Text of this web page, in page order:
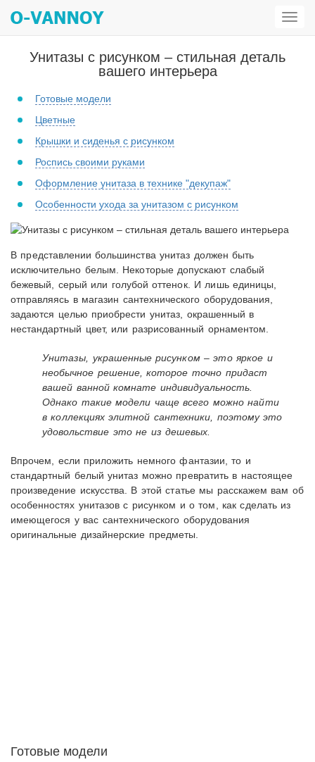
Унитазы с рисунком – стильная деталь
вашего интерьера
Готовые модели
Цветные
Крышки и сиденья с рисунком
Роспись своими руками
Оформление унитаза в технике "декупаж"
Особенности ухода за унитазом с рисунком
В представлении большинства унитаз должен быть
исключительно белым. Некоторые допускают слабый
бежевый, серый или голубой оттенок. И лишь единицы,
отправляясь в магазин сантехнического оборудования,
задаются целью приобрести унитаз, окрашенный в
нестандартный цвет, или разрисованный орнаментом.
Унитазы, украшенные рисунком – это яркое и
необычное решение, которое точно придаст
вашей ванной комнате индивидуальность.
Однако такие модели чаще всего можно найти
в коллекциях элитной сантехники, поэтому это
удовольствие это не из дешевых.
Впрочем, если приложить немного фантазии, то и
стандартный белый унитаз можно превратить в настоящее
произведение искусства. В этой статье мы расскажем вам об
особенностях унитазов с рисунком и о том, как сделать из
имеющегося у вас сантехнического оборудования
оригинальные дизайнерские предметы.
Готовые модели